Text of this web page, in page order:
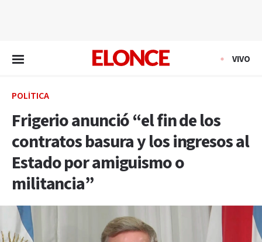
VIVO
POLÍTICA
Frigerio anunció “el fin de los
contratos basura y los ingresos al
Estado por amiguismo o
militancia”